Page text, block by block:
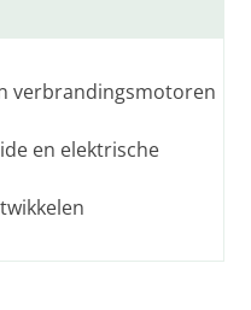
verbrandingsmotoren
en elektrische